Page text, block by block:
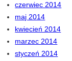
czerwiec 2014
maj 2014
kwiecień 2014
marzec 2014
styczeń 2014